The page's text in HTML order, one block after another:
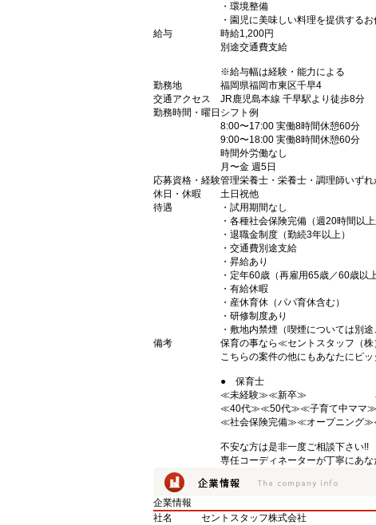
・環境整備
・園児に美味しい料理を提供するお
給与
時給1,200円
別途交通費支給
※給与幅は経験・能力による
勤務地
福岡県福岡市東区千早4
交通アクセス
JR鹿児島本線 千早駅より徒歩8分
勤務時間・曜日 シフト例
8:00〜17:00 実働8時間休憩60分
9:00〜18:00 実働8時間休憩60分
時間外労働なし
月〜金 週5日
応募資格・経験管理栄養士・栄養士・調理師いず
休日・休暇
土日祝他
待遇
・試用期間なし
・各種社会保険完備（週20時間以
・退職金制度（勤続3年以上）
・交通費別途支給
・昇給あり
・定年60歳（再雇用65歳／60歳以
・有給休暇
・産休育休（パパ育休含む）
・研修制度あり
・敷地内禁煙（喫煙については別途
備考
保育の事なら≪セントスタッフ（
こちらの案件の他にもあなたにピ
● 保育士
≪未経験≫≪新卒≫ → もち
≪40代≫≪50代≫≪子育て中マ
≪社会保険完備≫≪オープニン
不安な方は是非一度ご相談下さい!!
専任コーディネーターが丁寧にあ
企業情報
社名
セントスタッフ株式会社